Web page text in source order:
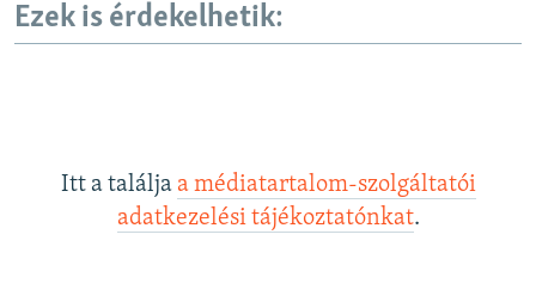
Ezek is érdekelhetik:
Itt a találja a médiatartalom-szolgáltatói
adatkezelési tájékoztatónkat.